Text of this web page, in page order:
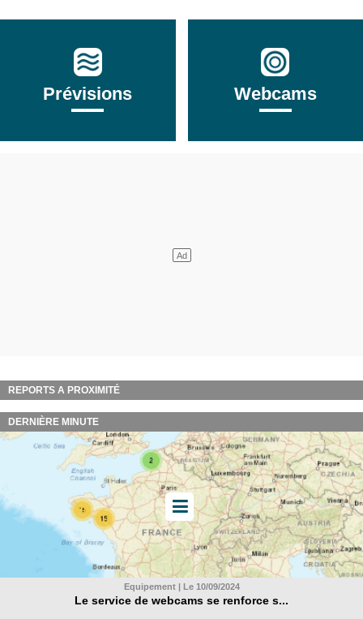
Prévisions Webcams
REPORTS A PROXIMITÉ
DERNIÈRE MINUTE
Equipement | Le 10/09/2024
Le service de webcams se renforce s...